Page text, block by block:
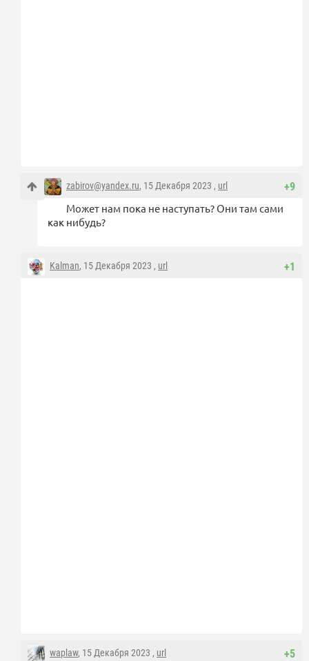
+9
zabirov@yandex.ru, 15 Декабря 2023 , url
Может нам пока не наступать? Они там сами
как нибудь?
+1
Kalman, 15 Декабря 2023 , url
+5
waplaw, 15 Декабря 2023 , url